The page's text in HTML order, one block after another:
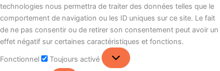
technologies nous permettra de traiter des données telles que le
comportement de navigation ou les ID uniques sur ce site. Le fait
de ne pas consentir ou de retirer son consentement peut avoir un
effet négatif sur certaines caractéristiques et fonctions.
Fonctionnel
Toujours activé